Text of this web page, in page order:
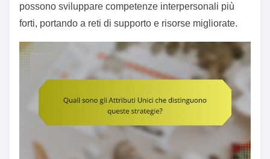
possono sviluppare competenze interpersonali più
forti, portando a reti di supporto e risorse migliorate.